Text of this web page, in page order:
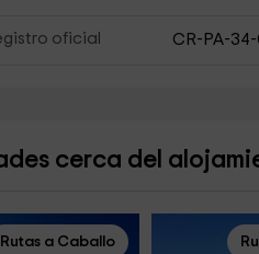
oficial CR-PA-
cerca del
Rutas a Caballo